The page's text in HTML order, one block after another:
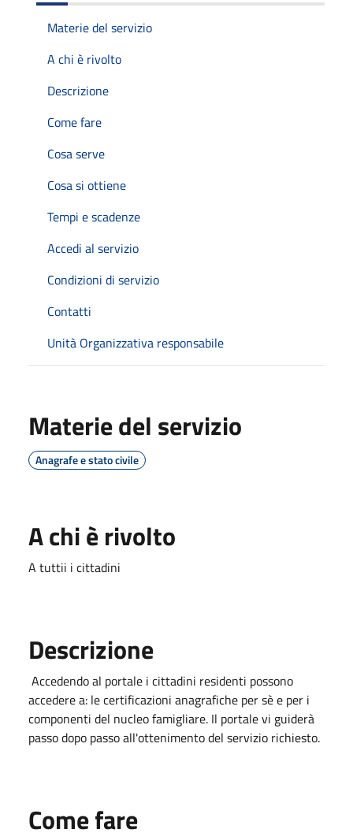
Materie del servizio
A chi è rivolto
Descrizione
Come fare
Cosa serve
Cosa si ottiene
Tempi e scadenze
Accedi al servizio
Condizioni di servizio
Contatti
Unità Organizzativa responsabile
Materie del servizio
Anagrafe e stato civile
A chi è rivolto
A tuttii i cittadini
Descrizione
Accedendo al portale i cittadini residenti possono
accedere a: le certificazioni anagrafiche per sè e per i
componenti del nucleo famigliare. Il portale vi guiderà
passo dopo passo all'ottenimento del servizio richiesto.
Come fare